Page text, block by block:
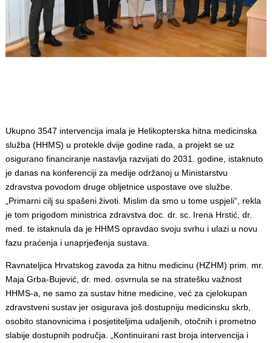
Ukupno 3547 intervencija imala je Helikopterska hitna medicinska
služba (HHMS) u protekle dvije godine rada, a projekt se uz
osigurano financiranje nastavlja razvijati do 2031. godine, istaknuto
je danas na konferenciji za medije održanoj u Ministarstvu
zdravstva povodom druge obljetnice uspostave ove službe.
„Primarni cilj su spašeni životi. Mislim da smo u tome uspjeli“, rekla
je tom prigodom ministrica zdravstva doc. dr. sc. Irena Hrstić, dr.
med. te istaknula da je HHMS opravdao svoju svrhu i ulazi u novu
fazu praćenja i unaprjeđenja sustava.
Ravnateljica Hrvatskog zavoda za hitnu medicinu (HZHM) prim. mr.
Maja Grba-Bujević, dr. med. osvrnula se na stratešku važnost
HHMS-a, ne samo za sustav hitne medicine, već za cjelokupan
zdravstveni sustav jer osigurava još dostupniju medicinsku skrb,
osobito stanovnicima i posjetiteljima udaljenih, otočnih i prometno
slabije dostupnih područja. „Kontinuirani rast broja intervencija i